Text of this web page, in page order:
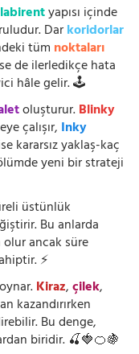
labirentyapısı içinde
Darkoridorlar
tüm noktaları
de ilerledikçe hata
hâle gelir. 🕹️
oluşturur.Blinky
çalışır,Inky
kararsız yaklaş-kaç
yeni bir strateji
üstünlük
Bu anlarda
ancak süre
⚡
Kiraz,çilek,
kazandırırken
Bu denge,
biridir. 🍒🍓🍊🍇